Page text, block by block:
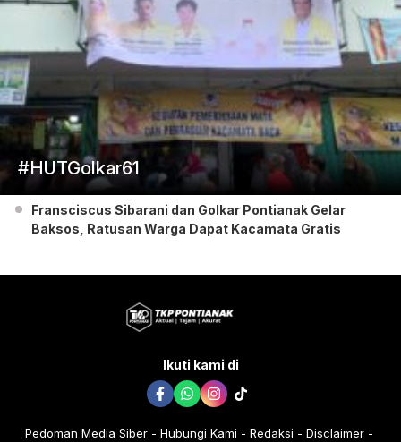
#HUTGolkar61
Fransciscus Sibarani dan Golkar Pontianak Gelar
Baksos, Ratusan Warga Dapat Kacamata Gratis
Ikuti kami di
Pedoman Media Siber Hubungi Kami Redaksi Disclaimer